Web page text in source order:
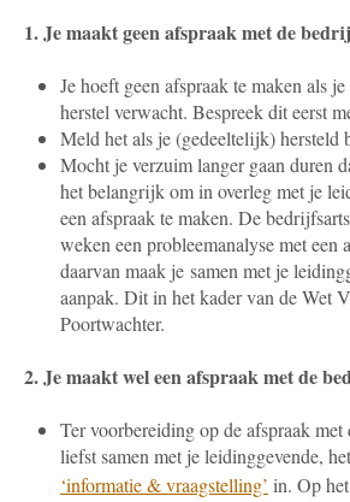
1. Je maakt geen afspraak met de
Je hoeft geen afspraak te maken als
herstel verwacht. Bespreek dit eerst
Meld het als je (gedeeltelijk)hersteld
Mocht je verzuim langer gaan duren
het belangrijk om in overleg met je
een afspraak te maken. De
weken een probleemanalyse met een
daarvan maak je samen met je
aanpak. Dit in het kader van de Wet
Poortwachter.
2. Je maakt wel een afspraak met de
Ter voorbereiding op de afspraak
liefst samen met je leidinggevende, het
‘informatie & vraagstelling’ in. Op